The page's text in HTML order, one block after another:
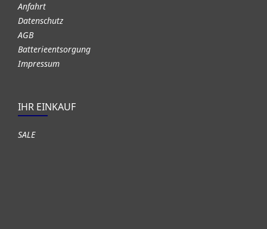
Anfahrt
Datenschutz
AGB
Batterieentsorgung
Impressum
IHR EINKAUF
SALE